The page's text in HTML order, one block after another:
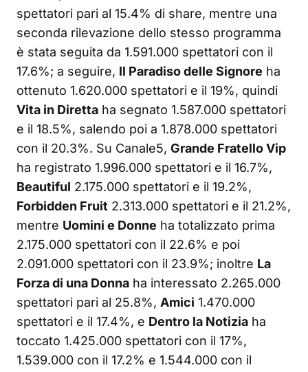
spettatori pari al 15.4% di share, mentre una
seconda rilevazione dello stesso programma
è stata seguita da 1.591.000 spettatori con il
17.6%; a seguire, Il Paradiso delle Signore ha
ottenuto 1.620.000 spettatori e il 19%, quindi
Vita in Diretta ha segnato 1.587.000 spettatori
e il 18.5%, salendo poi a 1.878.000 spettatori
con il 20.3%. Su Canale5, Grande Fratello Vip
ha registrato 1.996.000 spettatori e il 16.7%,
Beautiful 2.175.000 spettatori e il 19.2%,
Forbidden Fruit 2.313.000 spettatori e il 21.2%,
mentre Uomini e Donne ha totalizzato prima
2.175.000 spettatori con il 22.6% e poi
2.091.000 spettatori con il 23.9%; inoltre La
Forza di una Donna ha interessato 2.265.000
spettatori pari al 25.8%, Amici 1.470.000
spettatori e il 17.4%, e Dentro la Notizia ha
toccato 1.425.000 spettatori con il 17%,
1.539.000 con il 17.2% e 1.544.000 con il